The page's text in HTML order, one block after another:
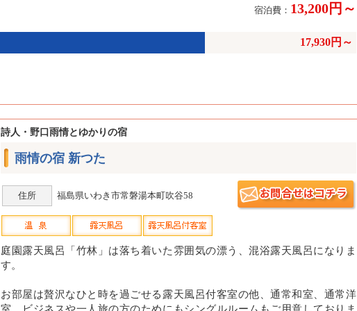
宿泊費： 13,200円～
17,930円～
詩人・野口雨情とゆかりの宿
雨情の宿 新つた
住所 福島県いわき市常磐湯本町吹谷58
庭園露天風呂「竹林」は落ち着いた雰囲気の漂う、混浴露天風呂になりま
す。
お部屋は贅沢なひと時を過ごせる露天風呂付客室の他、通常和室、通常洋